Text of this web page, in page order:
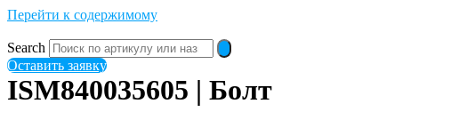
Перейти к содержимому
Search
Оставить заявку
ISM840035605 | Болт